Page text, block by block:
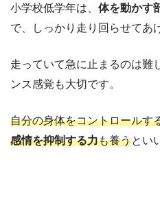
小学校低学年は、 体を動かす
で、しっかり走り回らせてあ
走っていて急に止まるのは難
ンス感覚も大切です。
自分の身体をコントロールす
感情を抑制する力も養うとい